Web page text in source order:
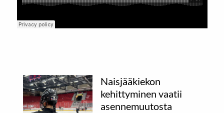
Naisjääkiekon
kehittyminen vaatii
asennemuutosta